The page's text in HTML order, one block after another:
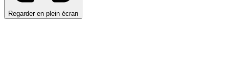
Regarder en plein écran